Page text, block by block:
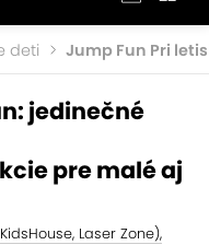
deti Jump Fun Pri
jedinečné
pre malé aj
Laser Zone),